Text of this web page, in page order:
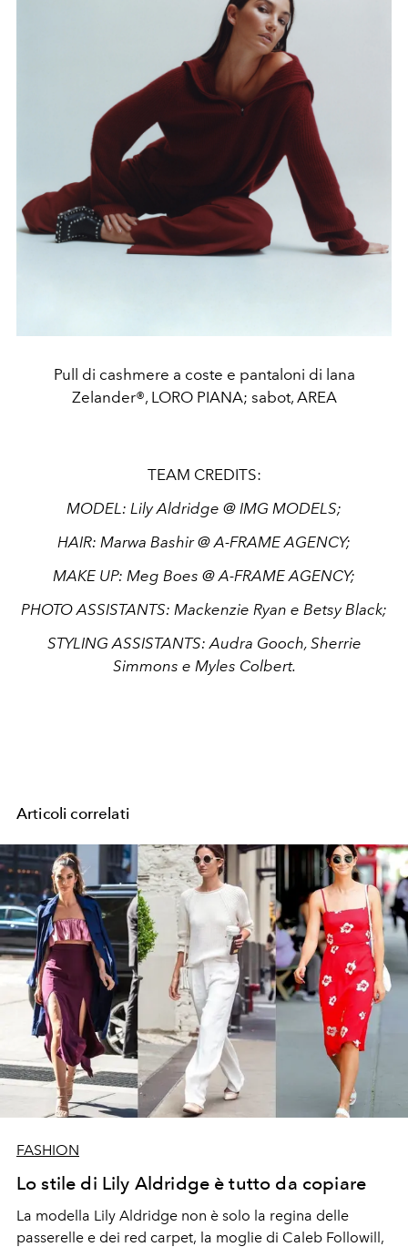
Pull di cashmere a coste e pantaloni di lana
Zelander®, LORO PIANA; sabot, AREA
TEAM CREDITS:
MODEL: Lily Aldridge @ IMG MODELS;
HAIR: Marwa Bashir @ A-FRAME AGENCY;
MAKE UP: Meg Boes @ A-FRAME AGENCY;
PHOTO ASSISTANTS: Mackenzie Ryan e Betsy Black;
STYLING ASSISTANTS: Audra Gooch, Sherrie
Simmons e Myles Colbert.
Articoli correlati
FASHION
Lo stile di Lily Aldridge è tutto da copiare
La modella Lily Aldridge non è solo la regina delle
passerelle e dei red carpet, la moglie di Caleb Followill,